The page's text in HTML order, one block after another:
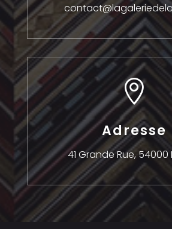

Adresse
41 Grande Rue,54000